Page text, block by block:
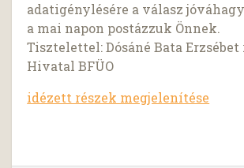
adatigénylésére a válasz
a mai napon postázzuk Önnek.
Tisztelettel: Dósáné Bata Erzsébet
Hivatal BFÜO
idézett részek megjelenítése